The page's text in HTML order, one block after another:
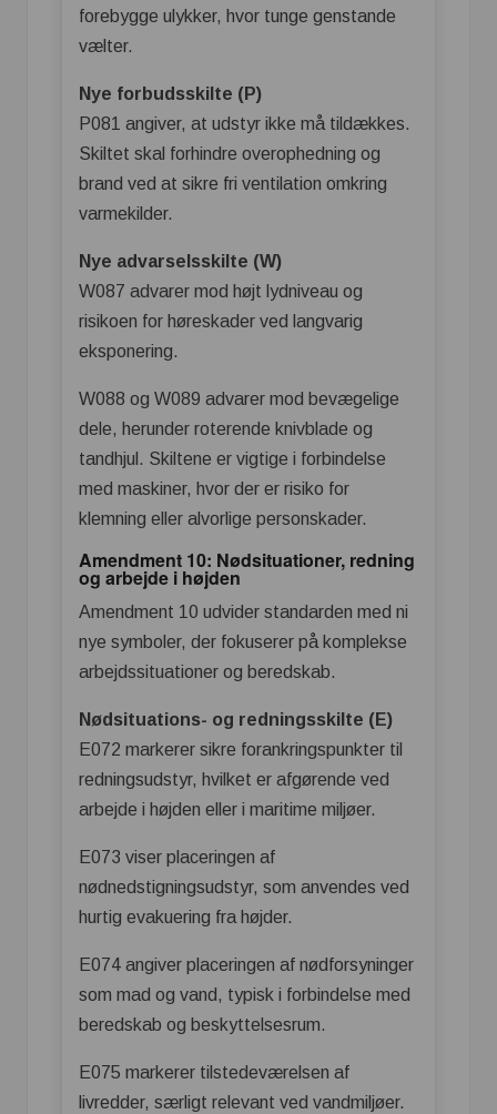
forebygge ulykker, hvor tunge genstande
vælter.
Nye forbudsskilte (P)
P081 angiver, at udstyr ikke må tildækkes.
Skiltet skal forhindre overophedning og
brand ved at sikre fri ventilation omkring
varmekilder.
Nye advarselsskilte (W)
W087 advarer mod højt lydniveau og
risikoen for høreskader ved langvarig
eksponering.
W088 og W089 advarer mod bevægelige
dele, herunder roterende knivblade og
tandhjul. Skiltene er vigtige i forbindelse
med maskiner, hvor der er risiko for
klemning eller alvorlige personskader.
Amendment 10: Nødsituationer, redning
og arbejde i højden
Amendment 10 udvider standarden med ni
nye symboler, der fokuserer på komplekse
arbejdssituationer og beredskab.
Nødsituations- og redningsskilte (E)
E072 markerer sikre forankringspunkter til
redningsudstyr, hvilket er afgørende ved
arbejde i højden eller i maritime miljøer.
E073 viser placeringen af
nødnedstigningsudstyr, som anvendes ved
hurtig evakuering fra højder.
E074 angiver placeringen af nødforsyninger
som mad og vand, typisk i forbindelse med
beredskab og beskyttelsesrum.
E075 markerer tilstedeværelsen af
livredder, særligt relevant ved vandmiljøer.